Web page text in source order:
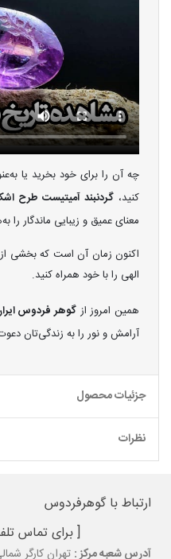
چه آن را برای خود بخرید یا
کنید،گردنبند آمیتیست طرح
معنای عمیق و زیبایی ماندگار را
اکنون زمان آن است که بخشی
الهی را با خود همراه کنید.
همین امروز از گوهر فردوس
آرامش و نور را به زندگی‌تان
جزئیات محصول
نظرات
ارتباط با گوهرفردوس
[ برای تماس
آدرس شعبه مرکز : تهران کارگر